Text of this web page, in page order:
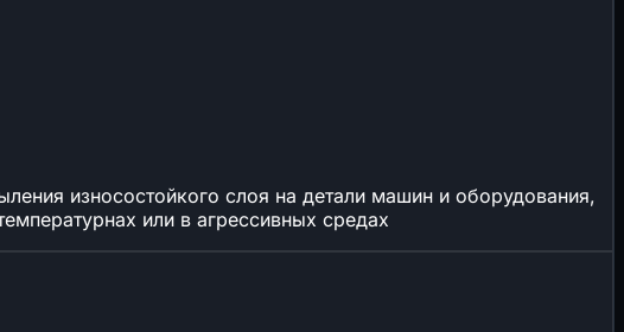
износостойкого слоя на детали машин и оборудования,
или в агрессивных средах